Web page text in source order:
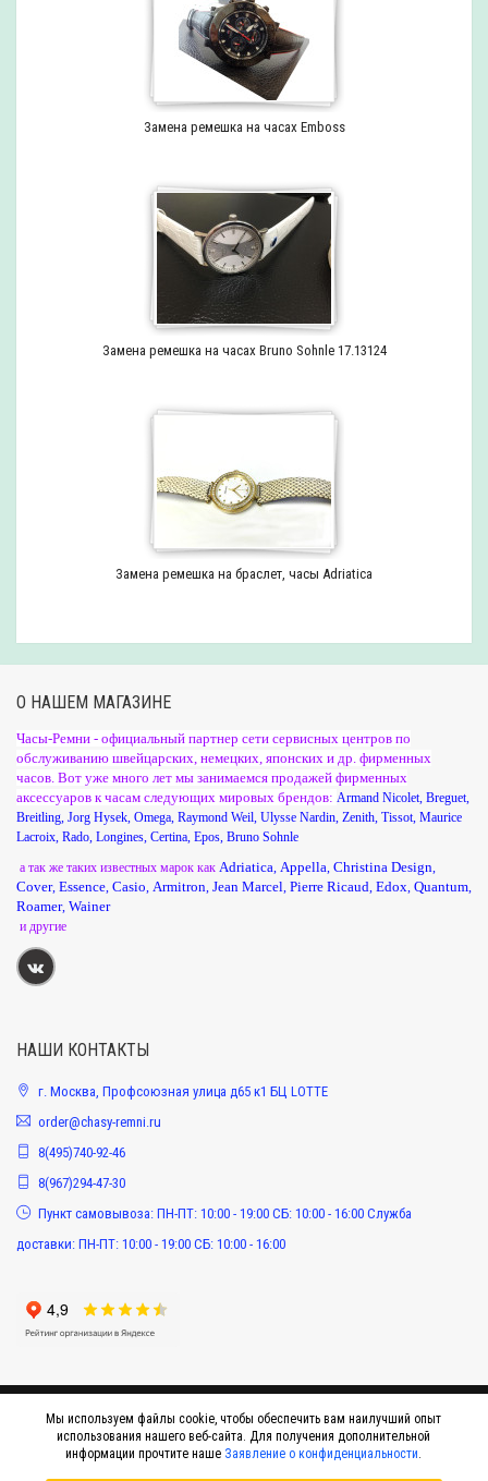
Замена ремешка на часах Emboss
Замена ремешка на часах Bruno Sohnle 17.13124
Замена ремешка на браслет, часы Adriatica
О НАШЕМ МАГАЗИНЕ
Часы-Ремни - официальный партнер сети сервисных центров по
обслуживанию швейцарских, немецких, японских и др. фирменных
часов. Вот уже много лет мы занимаемся продажей фирменных
аксессуаров к часам следующих мировых брендов: Armand Nicolet Breguet
Breitling Jorg Hysek Omega Raymond Weil Ulysse Nardin Zenith Tissot Maurice
Lacroix Rado Longines Certina Epos Bruno Sohnle
а так же таких известных марок как Adriatica Appella Christina Design
Cover, Essence Casio Armitron Jean Marcel Pierre Ricaud Edox Quantum
Roamer, Wainer
и другие
НАШИ КОНТАКТЫ
г. Москва, Профсоюзная улица д65 к1 БЦ LOTTE
order@chasy-remni.ru
8(495)740-92-46
8(967)294-47-30
Пункт самовывоза: ПН-ПТ: 10:00 - 19:00 СБ: 10:00 - 16:00 Служба
доставки: ПН-ПТ: 10:00 - 19:00 СБ: 10:00 - 16:00
Мы используем файлы cookie, чтобы обеспечить вам наилучший опыт
использования нашего веб-сайта. Для получения дополнительной
информации прочтите наше Заявление о конфиденциальности.